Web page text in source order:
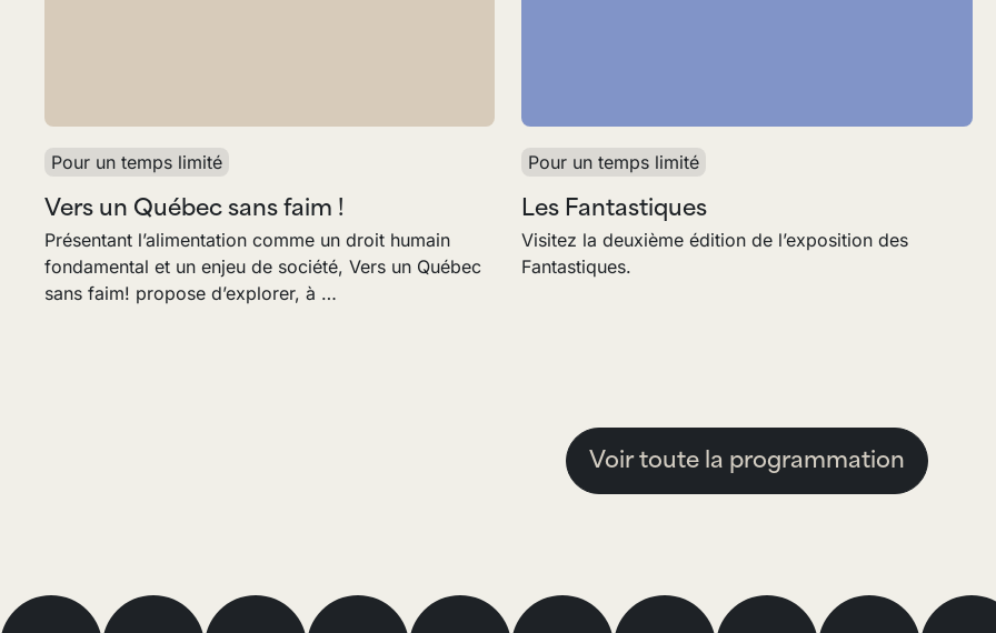
Pour un temps limité
Vers un Québec sans faim !
Présentant l’alimentation comme un droit humain
fondamental et un enjeu de société, Vers un Québec
sans faim! propose d’explorer, à …
Pour un temps limité
Les Fantastiques
Visitez la deuxième édition de l’exposition des
Fantastiques.
Voir toute la programmation